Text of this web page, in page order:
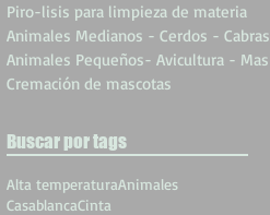
Piro-lisis para limpieza de materia
Animales Medianos - Cerdos - Cabras
Animales Pequeños- Avicultura - Mas
Cremación de mascotas
Buscar por tags
Alta temperaturaAnimales
CasablancaCinta